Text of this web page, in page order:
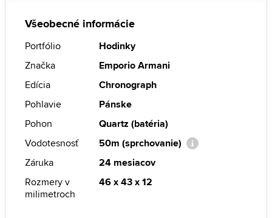
Všeobecné informácie
Portfólio
Hodinky
Značka
Emporio Armani
Edícia
Chronograph
Pohlavie
Pánske
Pohon
Quartz (batéria)
Vodotesnosť
50m (sprchovanie)
Záruka
24 mesiacov
Rozmery v
milimetroch
46 x 43 x 12